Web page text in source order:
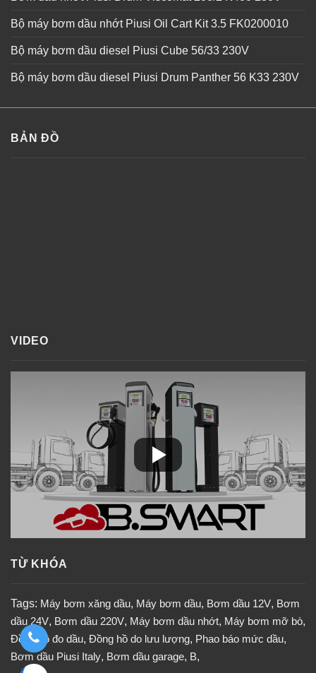
Bộ máy bơm dầu nhớt Piusi Oil Cart Kit 3.5 FK0200010
Bộ máy bơm dầu diesel Piusi Cube 56/33 230V
Bộ máy bơm dầu diesel Piusi Drum Panther 56 K33 230V
BẢN ĐỒ
VIDEO
TỪ KHÓA
Tags: Máy bơm xăng dầu, Máy bơm dầu, Bơm dầu 12V, Bơm
dầu 24V, Bơm dầu 220V, Máy bơm dầu nhớt, Máy bơm mỡ bò,
Đồng hồ đo dầu, Đồng hồ do lưu lượng, Phao báo mức dầu,
Bơm dầu Piusi Italy, Bơm dầu garage, B,